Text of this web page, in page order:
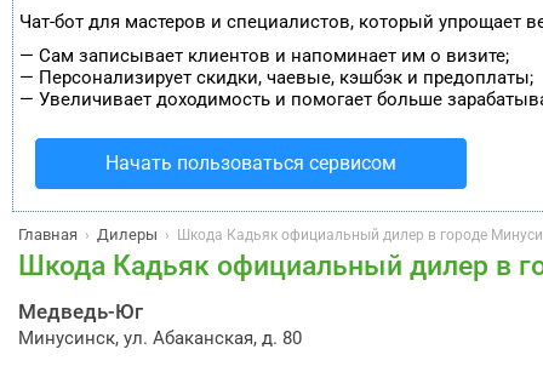
Чат-бот для мастеров и специалистов, который упрощает
— Сам записывает клиентов и напоминает им о визите;
— Персонализирует скидки, чаевые, кэшбэк и предоплаты;
— Увеличивает доходимость и помогает больше
Начать пользоваться сервисом
Главная › Дилеры › Шкода Кадьяк официальный дилер в городе
Шкода Кадьяк официальный дилер в
Медведь-Юг
Минусинск, ул. Абаканская, д. 80